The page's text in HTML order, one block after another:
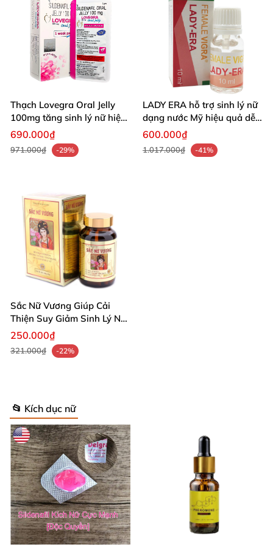
Số lượng có hạn – Shop chỉ nhập được ít, ai nhanh
tay thì mới có hàng.
Thạch Lovegra Oral Jelly
100mg tăng sinh lý nữ hiệu
quả
690.000₫
971.000₫ -29%
LADY ERA hỗ trợ sinh lý nữ
dạng nước Mỹ hiệu quả dễ
dùng
600.000₫
1.017.000₫ -41%
Sắc Nữ Vương Giúp Cải
Thiện Suy Giảm Sinh Lý Nữ
An Toàn
250.000₫
321.000₫ -22%
📂 Kích dục nữ